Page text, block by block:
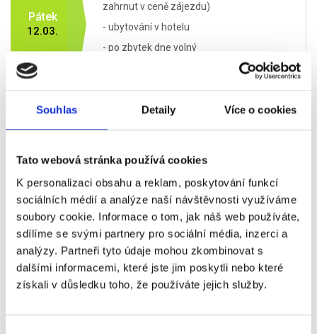
Souhlas Detaily Více o cookies
Tato webová stránka používá cookies
K personalizaci obsahu a reklam, poskytování funkcí
sociálních médií a analýze naší návštěvnosti využíváme
soubory cookie. Informace o tom, jak náš web používáte,
sdílíme se svými partnery pro sociální média, inzerci a
analýzy. Partneři tyto údaje mohou zkombinovat s
dalšími informacemi, které jste jim poskytli nebo které
získali v důsledku toho, že používáte jejich služby.
Pátek
12.03.
zahrnut v ceně zájezdu)
- ubytování v hotelu
- po zbytek dne volný
program (doporučujeme prohlídku Říma a
Vatikán, Fontána Di Trevi, Španělské
Sobota
13.03.
- volný program (navrhujeme např.
návštěvu zbylých památek a poté oběd v
centru města)
- přesun na
Stadio Olimpico
- 15:10 zápas Itálie - Wales